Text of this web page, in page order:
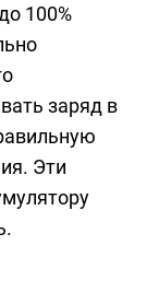
100%
заряд в
Эти